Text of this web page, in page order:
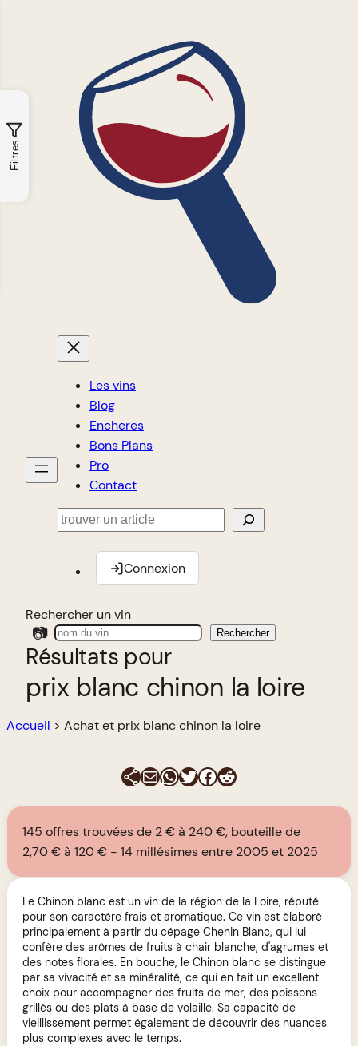
Les vins
Blog
Encheres
Bons Plans
Pro
Contact
Rechercher
Connexion
Rechercher un vin
📷 Rechercher
Résultats pour
prix blanc chinon la loire
Accueil > Achat et prix blanc chinon la loire
E-mailWhatsApp
Twitter
Facebook
Reddit
145 offres trouvées de 2 € à 240 €, bouteille de
2,70 € à 120 €
14 millésimes entre 2005 et 2025
Le Chinon blanc est un vin de la région de la Loire, réputé
pour son caractère frais et aromatique. Ce vin est élaboré
principalement à partir du cépage Chenin Blanc, qui lui
confère des arômes de fruits à chair blanche, d'agrumes et
des notes florales. En bouche, le Chinon blanc se distingue
par sa vivacité et sa minéralité, ce qui en fait un excellent
choix pour accompagner des fruits de mer, des poissons
grillés ou des plats à base de volaille. Sa capacité de
vieillissement permet également de découvrir des nuances
plus complexes avec le temps.
Filtres